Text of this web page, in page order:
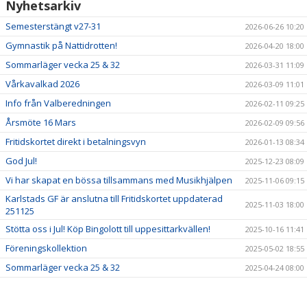
Nyhetsarkiv
Semesterstängt v27-31 2026-06-26 10:20
Gymnastik på Nattidrotten! 2026-04-20 18:00
Sommarläger vecka 25 & 32 2026-03-31 11:09
Vårkavalkad 2026 2026-03-09 11:01
Info från Valberedningen 2026-02-11 09:25
Årsmöte 16 Mars 2026-02-09 09:56
Fritidskortet direkt i betalningsvyn 2026-01-13 08:34
God Jul! 2025-12-23 08:09
Vi har skapat en bössa tillsammans med Musikhjälpen 2025-11-06 09:15
Karlstads GF är anslutna till Fritidskortet uppdaterad
251125
2025-11-03 18:00
Stötta oss i Jul! Köp Bingolott till uppesittarkvällen! 2025-10-16 11:41
Föreningskollektion 2025-05-02 18:55
Sommarläger vecka 25 & 32 2025-04-24 08:00